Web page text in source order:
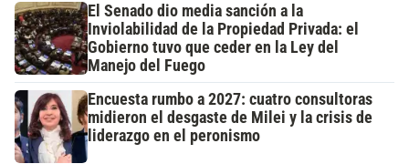
El Senado dio media sanción a la
Inviolabilidad de la Propiedad Privada: el
Gobierno tuvo que ceder en la Ley del
Manejo del Fuego
Encuesta rumbo a 2027: cuatro consultoras
midieron el desgaste de Milei y la crisis de
liderazgo en el peronismo